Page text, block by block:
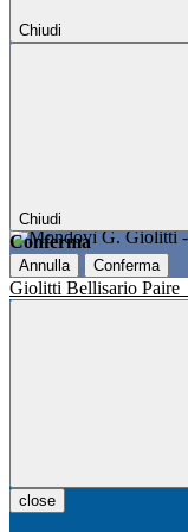
Chiudi
Chiudi
Conferma
Annulla Conferma
Giolitti Bellisario Paire
close